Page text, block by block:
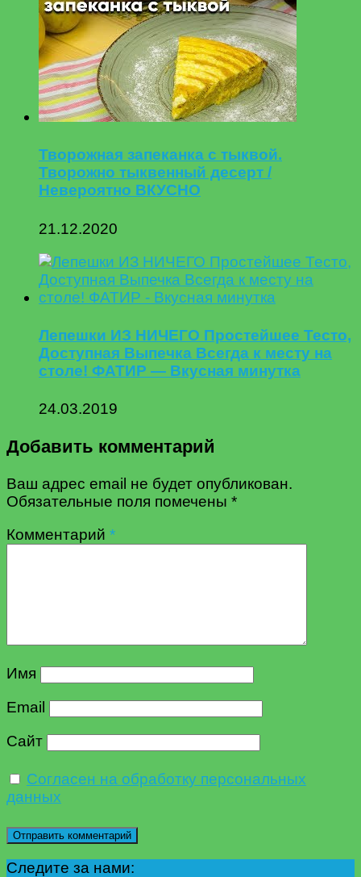
Творожная запеканка с тыквой.
Творожно тыквенный десерт /
Невероятно ВКУСНО
21.12.2020
Лепешки ИЗ НИЧЕГО Простейшее Тесто,
Доступная Выпечка Всегда к месту на
столе! ФАТИР — Вкусная минутка
24.03.2019
Добавить комментарий
Ваш адрес email не будет опубликован.
Обязательные поля помечены *
Комментарий *
Имя
Email
Сайт
Согласен на обработку персональных
данных
Следите за нами: